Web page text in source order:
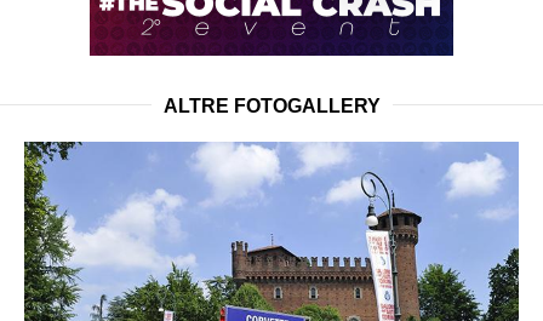
ALTRE FOTOGALLERY